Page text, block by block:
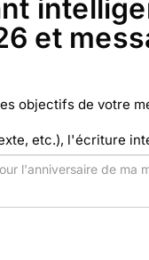
et
objectifs de votre
etc.), l'écriture